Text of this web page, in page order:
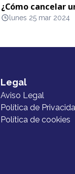
¿Cómo cancelar
lunes 25 mar 2024
Legal
Aviso Legal
Política de
Política de cookies